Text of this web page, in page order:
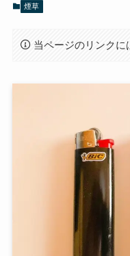
煙草
当ページのリンクに